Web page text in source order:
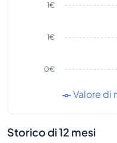
0€
1€
1€
Valore di
Storico di 12 mesi